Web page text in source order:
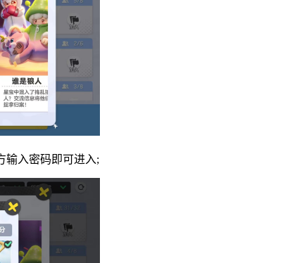
输入密码即可进入;